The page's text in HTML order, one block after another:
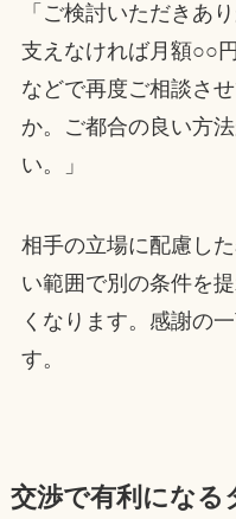
「ご検討いただきあ
支えなければ月額○○
などで再度ご相談さ
か。ご都合の良い方
い。」
相手の立場に配慮し
い範囲で別の条件を
くなります。感謝の
す。
交渉で有利になる